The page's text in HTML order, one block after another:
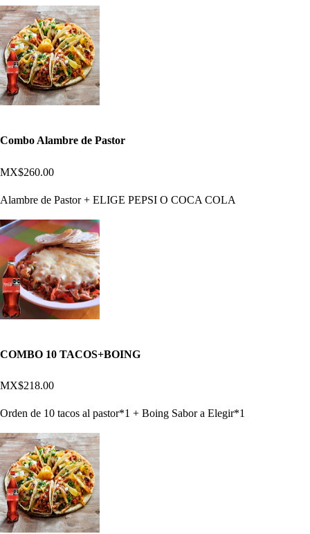
Combo Alambre de Pastor
MX$260.00
Alambre de Pastor + ELIGE PEPSI O COCA COLA
COMBO 10 TACOS+BOING
MX$218.00
Orden de 10 tacos al pastor*1 + Boing Sabor a Elegir*1